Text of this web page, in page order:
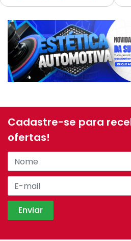
Cadastre-se para
ofertas!